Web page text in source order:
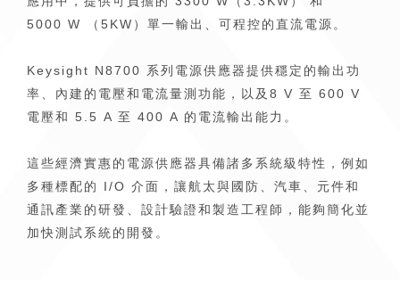
5000 W （5KW）單一輸出、可程控的直流電源。
Keysight N8700 系列電源供應器提供穩定的輸出功
率、內建的電壓和電流量測功能，以及8 V 至 600 V
電壓和 5.5 A 至 400 A 的電流輸出能力。
這些經濟實惠的電源供應器具備諸多系統級特性，例如
多種標配的 I/O 介面，讓航太與國防、汽車、元件和
通訊產業的研發、設計驗證和製造工程師，能夠簡化並
加快測試系統的開發。